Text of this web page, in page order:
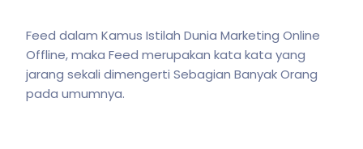
Feed dalam Kamus Istilah Dunia Marketing Online
Offline, maka Feed merupakan kata kata yang
jarang sekali dimengerti Sebagian Banyak Orang
pada umumnya.